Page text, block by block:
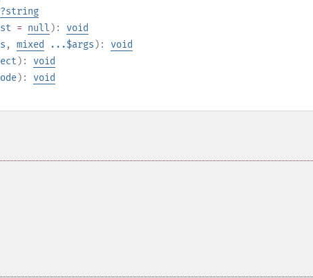
?string
= null ): void
, mixed ...$args ): void
): void
): void